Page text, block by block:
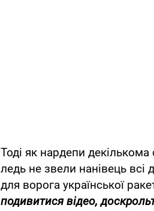
Тоді як нардепи
ледь не звели нанівець всі
для ворога української
подивитися відео,